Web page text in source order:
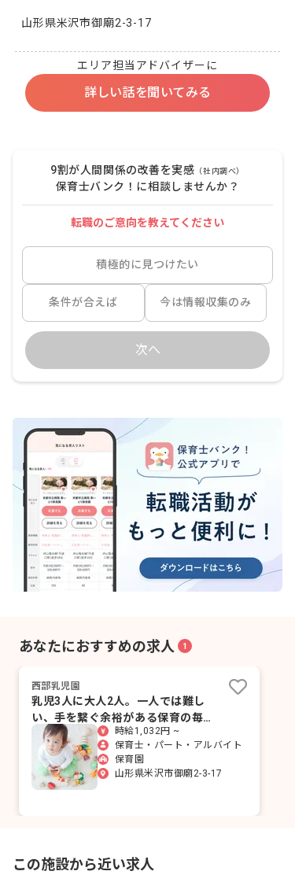
山形県米沢市御廟2-3-17
エリア担当アドバイザーに
詳しい話を聞いてみる
9割が人間関係の改善を実感 （社内調べ）
保育士バンク！に相談しませんか？
転職のご意向を教えてください
積極的に見つけたい
条件が合えば 今は情報収集のみ
次へ
あなたにおすすめの求人 1
西部乳児園
乳児3人に大人2人。一人では難し
い、手を繋ぐ余裕がある保育の毎
日。
時給1,032円 ~
保育士・パート・アルバイト
保育園
山形県米沢市御廟2-3-17
この施設から近い求人